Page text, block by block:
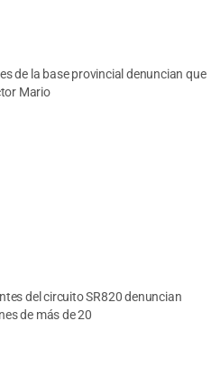
de la base provincial denuncian que
Mario
del circuito SR820 denuncian
de más de 20